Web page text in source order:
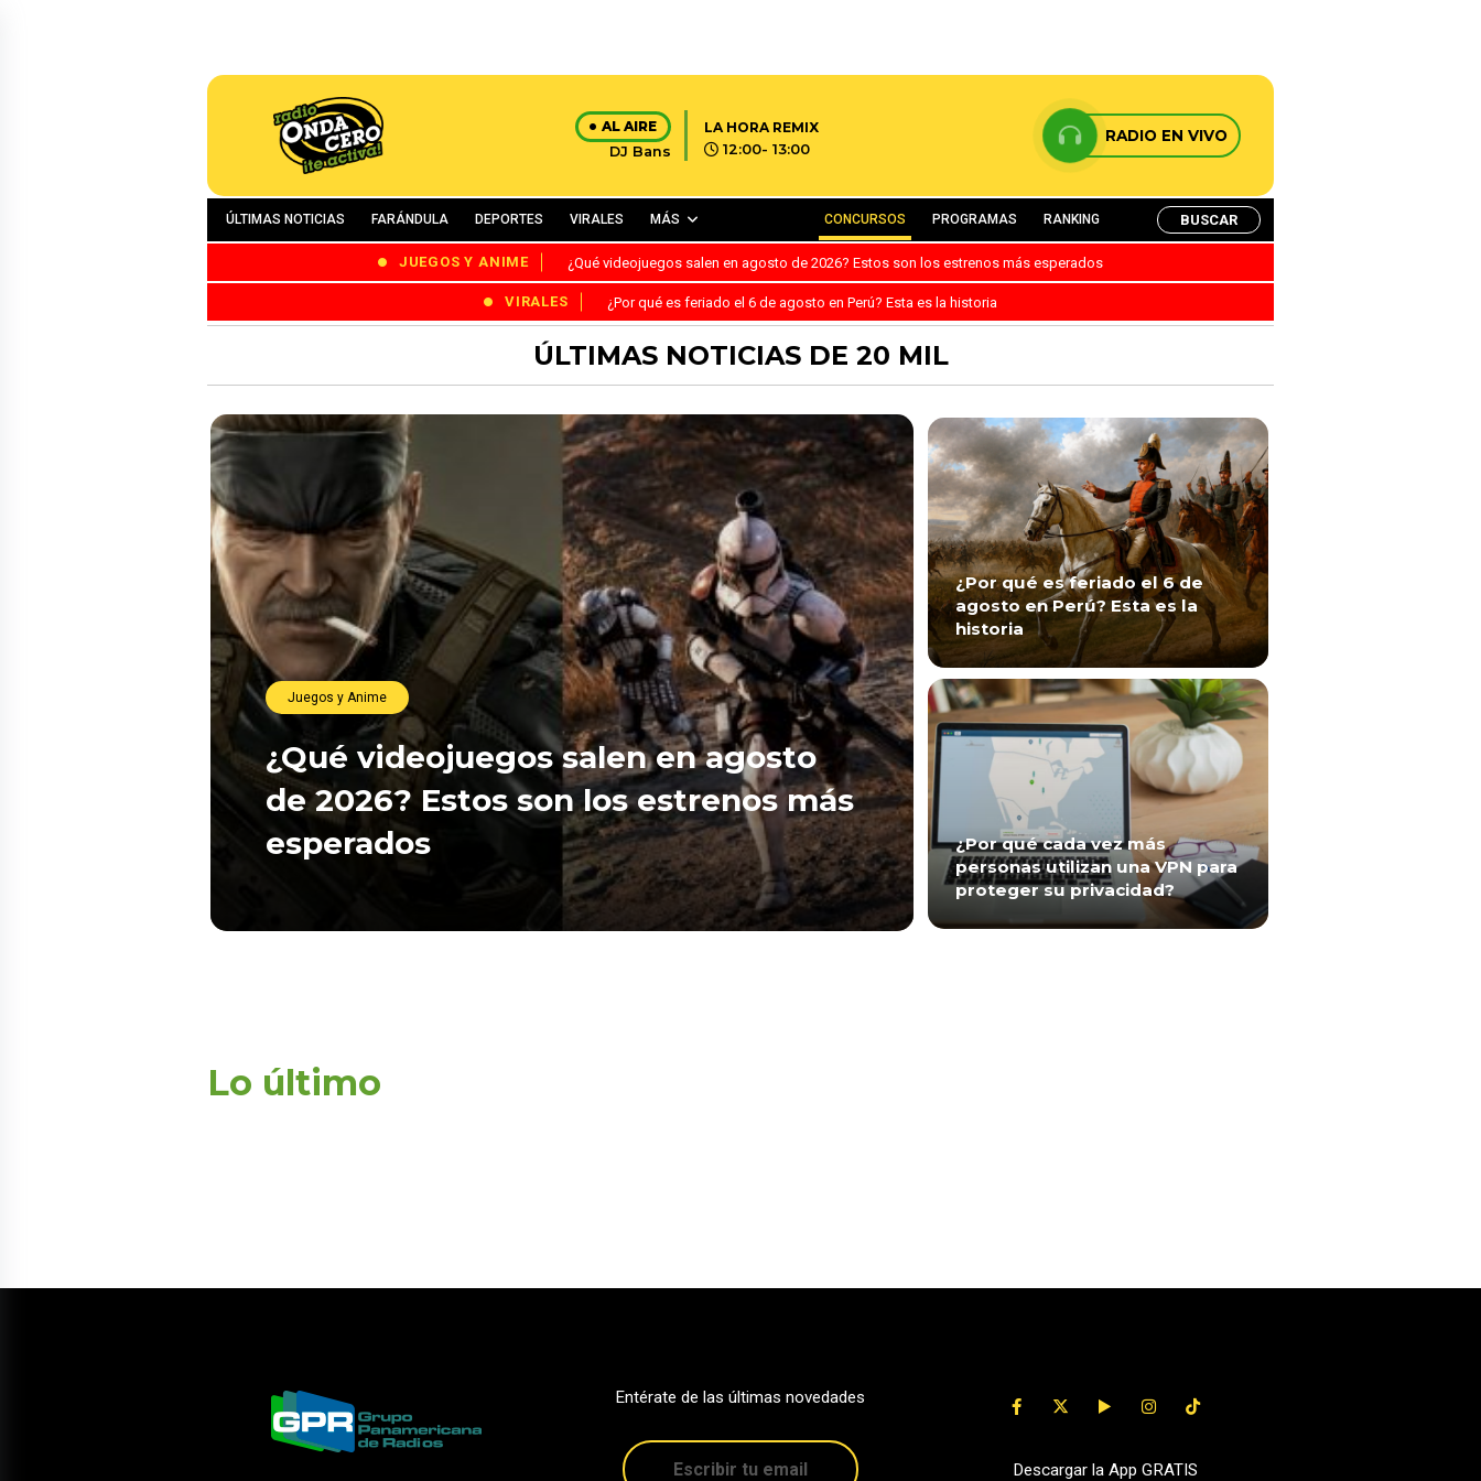
AL AIRE
DJ Bans
LA HORA REMIX
12:00- 13:00
RADIO EN VIVO
ÚLTIMAS NOTICIAS FARÁNDULA DEPORTES VIRALES MÁS CONCURSOS PROGRAMAS RANKING BUSCAR
JUEGOS Y ANIME ¿Qué videojuegos salen en agosto de 2026? Estos son los estrenos más esperados
VIRALES ¿Por qué es feriado el 6 de agosto en Perú? Esta es la historia
ÚLTIMAS NOTICIAS DE 20 MIL
Juegos y Anime
¿Qué videojuegos salen en agosto
de 2026? Estos son los estrenos más
esperados
¿Por qué es feriado el 6 de
agosto en Perú? Esta es la
historia
¿Por qué cada vez más
personas utilizan una VPN para
proteger su privacidad?
Lo último
Entérate de las últimas novedades
Descargar la App GRATIS